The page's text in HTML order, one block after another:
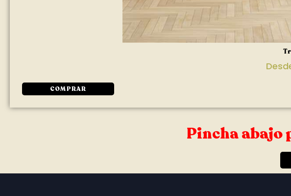
COMPRAR
Pincha abajo